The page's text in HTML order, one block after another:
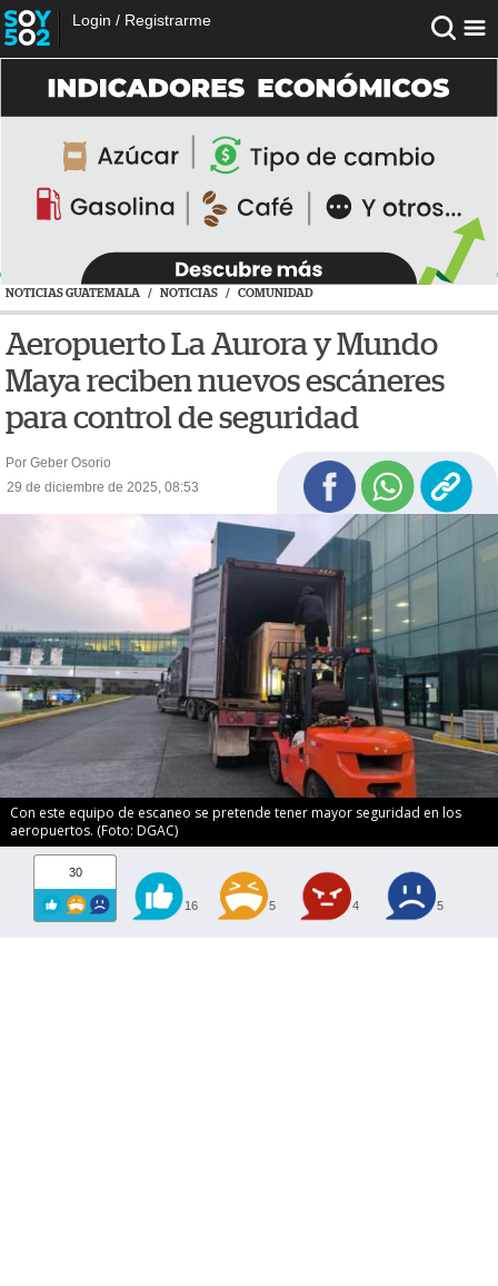
Login / Registrarme
NOTICIAS GUATEMALA / NOTICIAS / COMUNIDAD
Aeropuerto La Aurora y Mundo
Maya reciben nuevos escáneres
para control de seguridad
Por Geber Osorio
29 de diciembre de 2025, 08:53
Con este equipo de escaneo se pretende tener mayor seguridad en los
aeropuertos. (Foto: DGAC)
30
16 5 4 5